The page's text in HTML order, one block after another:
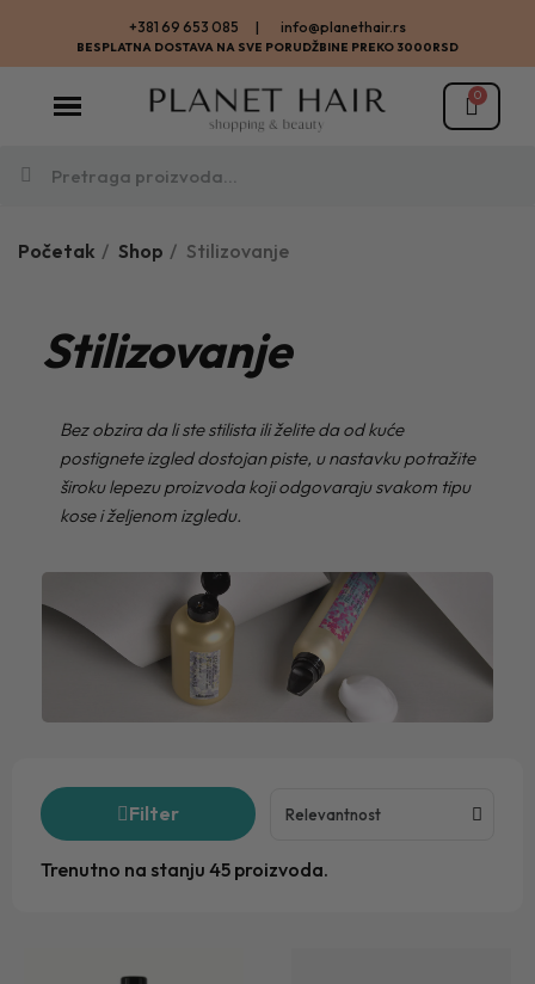
BESPLATNA DOSTAVA NA SVE PORUDŽBINE PREKO 3000RSD
+381 69 653 085 | info@planethair.rs
Početak Shop Stilizovanje
Stilizovanje
Bez obzira da li ste stilista ili želite da od kuće
postignete izgled dostojan piste, u nastavku potražite
široku lepezu proizvoda koji odgovaraju svakom tipu
kose i željenom izgledu.
Trenutno na stanju 45 proizvoda.
Filter